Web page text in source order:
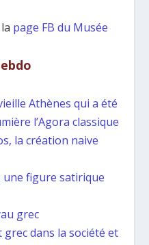
page FB du Musée
Athènes qui a été
l’Agora classique
la création naive
une figure satirique
grec
dans la société et